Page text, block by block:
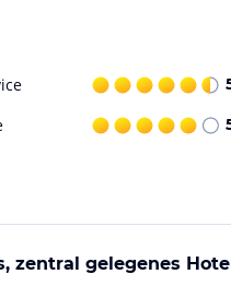
Gewähr. Bitte lies vor der
zentral gelegenes